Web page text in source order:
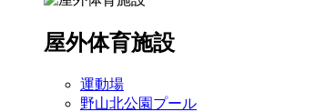
屋外体育施設
運動場
野山北公園プール